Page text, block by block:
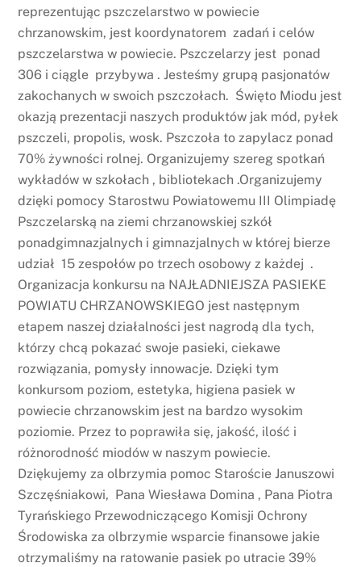
reprezentując pszczelarstwo w powiecie
chrzanowskim, jest koordynatorem zadań i celów
pszczelarstwa w powiecie. Pszczelarzy jest ponad
306 i ciągle przybywa . Jesteśmy grupą pasjonatów
zakochanych w swoich pszczołach. Święto Miodu jest
okazją prezentacji naszych produktów jak mód, pyłek
pszczeli, propolis, wosk. Pszczoła to zapylacz ponad
70% żywności rolnej. Organizujemy szereg spotkań
wykładów w szkołach , bibliotekach .Organizujemy
dzięki pomocy Starostwu Powiatowemu III Olimpiadę
Pszczelarską na ziemi chrzanowskiej szkół
ponadgimnazjalnych i gimnazjalnych w której bierze
udział 15 zespołów po trzech osobowy z każdej .
Organizacja konkursu na NAJŁADNIEJSZA PASIEKE
POWIATU CHRZANOWSKIEGO jest następnym
etapem naszej działalności jest nagrodą dla tych,
którzy chcą pokazać swoje pasieki, ciekawe
rozwiązania, pomysły innowacje. Dzięki tym
konkursom poziom, estetyka, higiena pasiek w
powiecie chrzanowskim jest na bardzo wysokim
poziomie. Przez to poprawiła się, jakość, ilość i
różnorodność miodów w naszym powiecie.
Dziękujemy za olbrzymia pomoc Staroście Januszowi
Szczęśniakowi, Pana Wiesława Domina , Pana Piotra
Tyrańskiego Przewodniczącego Komisji Ochrony
Środowiska za olbrzymie wsparcie finansowe jakie
otrzymaliśmy na ratowanie pasiek po utracie 39%